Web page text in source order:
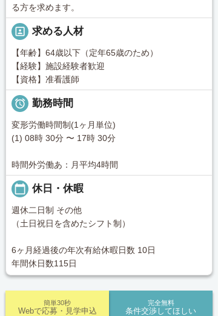
る方を求めます。
portrait 求める人材
【年齢】64歳以下（定年65歳のため）
【経験】施設経験者歓迎
【資格】准看護師
 勤務時間
変形労働時間制(1ヶ月単位)
(1) 08時 30分 〜 17時 30分
時間外労働あ：月平均4時間
calendar_today 休日・休暇
週休二日制 その他
（土日祝日を含めたシフト制）
6ヶ月経過後の年次有給休暇日数 10日
年間休日数115日
完全無料
条件交渉してほしい
簡単30秒
Webで応募・見学申込